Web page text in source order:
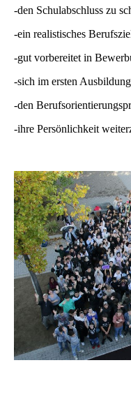
-den Schulabschluss zu
-ein realistisches
-gut vorbereitet in
-sich im ersten
-den
-ihre Persönlichkeit